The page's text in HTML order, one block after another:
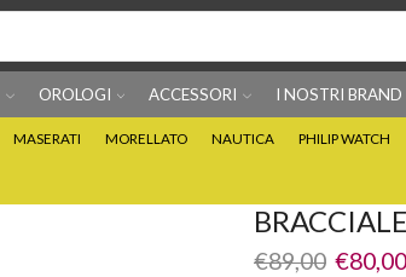
OROLOGI ACCESSORI I NOSTRI BRAND
MASERATI MORELLATO NAUTICA PHILIP WATCH
€89,00 €80,00